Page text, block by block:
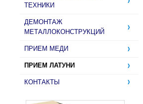
ТЕХНИКИ
ДЕМОНТАЖ
МЕТАЛЛОКОНСТРУКЦИЙ
ПРИЕМ МЕДИ
ПРИЕМ ЛАТУНИ
КОНТАКТЫ